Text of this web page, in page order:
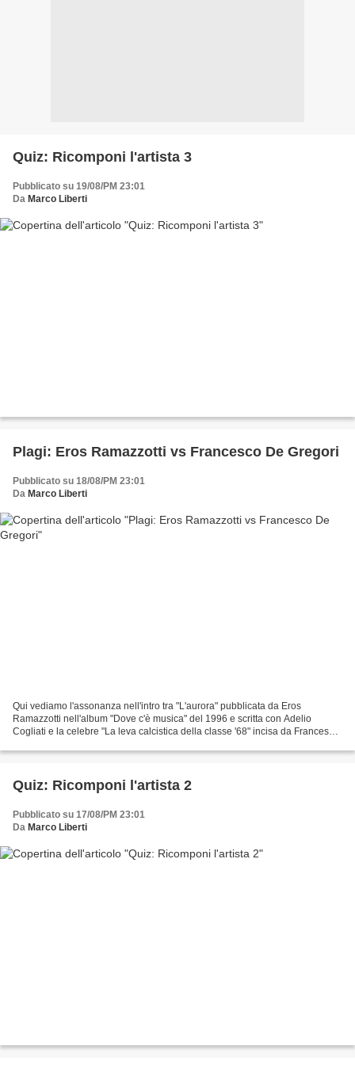
Quiz: Ricomponi l'artista 3
Pubblicato su 19/08/PM 23:01
Da Marco Liberti
Plagi: Eros Ramazzotti vs Francesco De Gregori
Pubblicato su 18/08/PM 23:01
Da Marco Liberti
Qui vediamo l'assonanza nell'intro tra "L'aurora" pubblicata da Eros
Ramazzotti nell'album "Dove c'è musica" del 1996 e scritta con Adelio
Cogliati e la celebre "La leva calcistica della classe '68" incisa da Francesco
Quiz: Ricomponi l'artista 2
Pubblicato su 17/08/PM 23:01
Da Marco Liberti